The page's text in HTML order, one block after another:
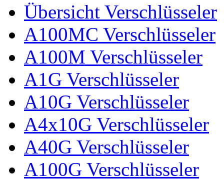
Übersicht Verschlüsseler
A100MC Verschlüsseler
A100M Verschlüsseler
A1G Verschlüsseler
A10G Verschlüsseler
A4x10G Verschlüsseler
A40G Verschlüsseler
A100G Verschlüsseler